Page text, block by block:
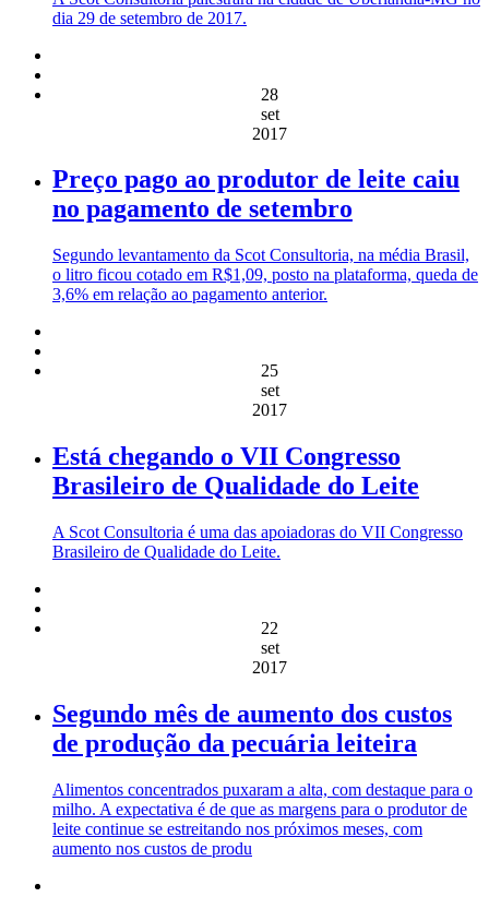
dia 29 de setembro de 2017.
28
set
2017
Preço pago ao produtor de leite caiu
no pagamento de setembro
Segundo levantamento da Scot Consultoria, na média Brasil,
o litro ficou cotado em R$1,09, posto na plataforma, queda de
3,6% em relação ao pagamento anterior.
25
set
2017
Está chegando o VII Congresso
Brasileiro de Qualidade do Leite
A Scot Consultoria é uma das apoiadoras do VII Congresso
Brasileiro de Qualidade do Leite.
22
set
2017
Segundo mês de aumento dos custos
de produção da pecuária leiteira
Alimentos concentrados puxaram a alta, com destaque para o
milho. A expectativa é de que as margens para o produtor de
leite continue se estreitando nos próximos meses, com
aumento nos custos de produ